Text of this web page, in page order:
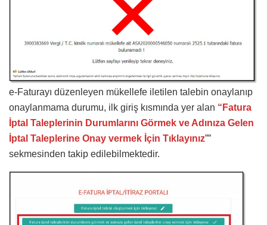
e-Faturayı düzenleyen mükellefe iletilen talebin onaylanıp
onaylanmama durumu, ilk giriş kısmında yer alan “Fatura
İptal Taleplerinin Durumlarını Görmek ve Adınıza Gelen
İptal Taleplerine Onay vermek İçin Tıklayınız””
sekmesinden takip edilebilmektedir.